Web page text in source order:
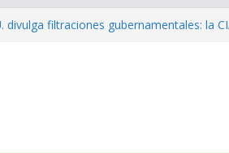
sobre EE. UU.: ¿Será real el miedo?
divulga filtraciones gubernamentales: la CIA
Empresa Eléctrica de La Habana y otros
para el país